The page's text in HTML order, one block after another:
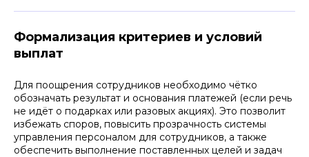
Формализация критериев и условий
выплат
Для поощрения сотрудников необходимо чётко
обозначать результат и основания платежей (если речь
не идёт о подарках или разовых акциях). Это позволит
избежать споров, повысить прозрачность системы
управления персоналом для сотрудников, а также
обеспечить выполнение поставленных целей и задач